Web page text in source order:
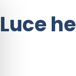
Luce